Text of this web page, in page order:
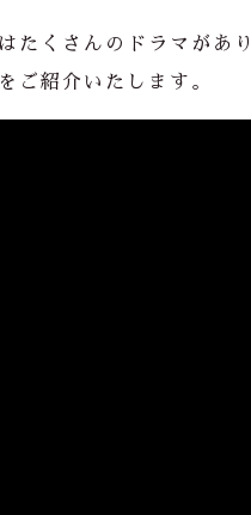
たくさんのドラマがあ
ご紹介いたします。